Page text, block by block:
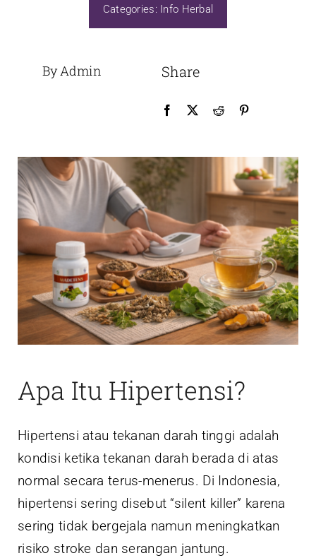
Categories: Info Herbal
By Admin Share
Apa Itu Hipertensi?
Hipertensi atau tekanan darah tinggi adalah
kondisi ketika tekanan darah berada di atas
normal secara terus-menerus. Di Indonesia,
hipertensi sering disebut “silent killer” karena
sering tidak bergejala namun meningkatkan
risiko stroke dan serangan jantung.